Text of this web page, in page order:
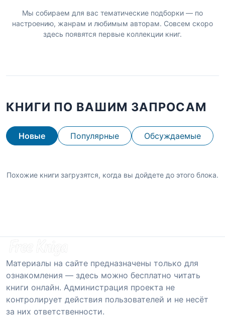
Мы собираем для вас тематические подборки — по
настроению, жанрам и любимым авторам. Совсем скоро
здесь появятся первые коллекции книг.
КНИГИ ПО ВАШИМ ЗАПРОСАМ
Новые Популярные Обсуждаемые
Похожие книги загрузятся, когда вы дойдете до этого блока.
Материалы на сайте предназначены только для
ознакомления — здесь можно бесплатно читать
книги онлайн. Администрация проекта не
контролирует действия пользователей и не несёт
за них ответственности.